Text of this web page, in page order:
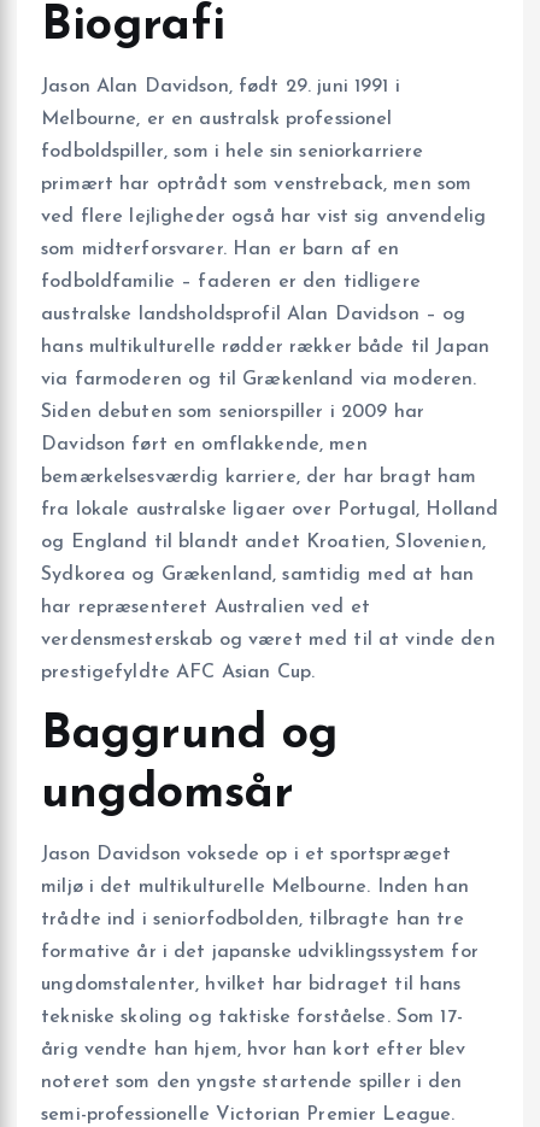
Biografi
Jason Alan Davidson, født 29. juni 1991 i
Melbourne, er en australsk professionel
fodboldspiller, som i hele sin seniorkarriere
primært har optrådt som venstreback, men som
ved flere lejligheder også har vist sig anvendelig
som midterforsvarer. Han er barn af en
fodboldfamilie – faderen er den tidligere
australske landsholdsprofil Alan Davidson – og
hans multikulturelle rødder rækker både til Japan
via farmoderen og til Grækenland via moderen.
Siden debuten som seniorspiller i 2009 har
Davidson ført en omflakkende, men
bemærkelsesværdig karriere, der har bragt ham
fra lokale australske ligaer over Portugal, Holland
og England til blandt andet Kroatien, Slovenien,
Sydkorea og Grækenland, samtidig med at han
har repræsenteret Australien ved et
verdensmesterskab og været med til at vinde den
prestigefyldte AFC Asian Cup.
Baggrund og
ungdomsår
Jason Davidson voksede op i et sportspræget
miljø i det multikulturelle Melbourne. Inden han
trådte ind i seniorfodbolden, tilbragte han tre
formative år i det japanske udviklingssystem for
ungdomstalenter, hvilket har bidraget til hans
tekniske skoling og taktiske forståelse. Som 17-
årig vendte han hjem, hvor han kort efter blev
noteret som den yngste startende spiller i den
semi-professionelle Victorian Premier League.